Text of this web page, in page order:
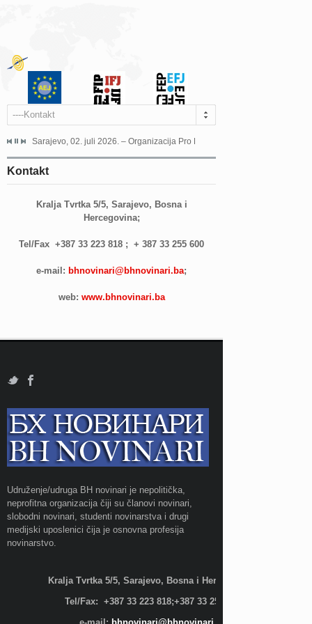
----Kontakt
Grada Sarajeva povodom Dana Sarajeva dugogodišnjoj...
Sarajevo, 02. juli 2026. – Organizacija Pro Educa juče je uspješno
Kontakt
Kralja Tvrtka 5/5, Sarajevo, Bosna i
Hercegovina;
Tel/Fax +387 33 223 818 ; + 387 33 255 600
e-mail: bhnovinari@bhnovinari.ba;
web: www.bhnovinari.ba
Udruženje/udruga BH novinari je nepolitička,
neprofitna organizacija čiji su članovi novinari,
slobodni novinari, studenti novinarstva i drugi
medijski uposlenici čija je osnovna profesija
novinarstvo.
Kralja Tvrtka 5/5, Sarajevo, Bosna i Hercegovina;
Tel/Fax: +387 33 223 818;+387 33 255 600